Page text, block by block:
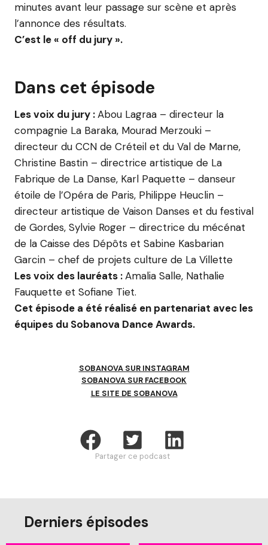
minutes avant leur passage sur scène et après
l’annonce des résultats.
C’est le « off du jury ».
Dans cet épisode
Les voix du jury :Abou Lagraa – directeur la
compagnie La Baraka, Mourad Merzouki –
directeur du CCN de Créteil et du Val de Marne,
Christine Bastin – directrice artistique de La
Fabrique de La Danse, Karl Paquette – danseur
étoile de l’Opéra de Paris, Philippe Heuclin –
directeur artistique de Vaison Danses et du festival
de Gordes, Sylvie Roger – directrice du mécénat
de la Caisse des Dépôts et Sabine Kasbarian
Garcin – chef de projets culture de La Villette
Les voix des lauréats :Amalia Salle, Nathalie
Fauquette et Sofiane Tiet.
Cet épisode a été réalisé en partenariat avec les
équipes du Sobanova Dance Awards.
SOBANOVA SUR INSTAGRAM
SOBANOVA SUR FACEBOOK
LE SITE DE SOBANOVA
Partager ce podcast
Derniers épisodes